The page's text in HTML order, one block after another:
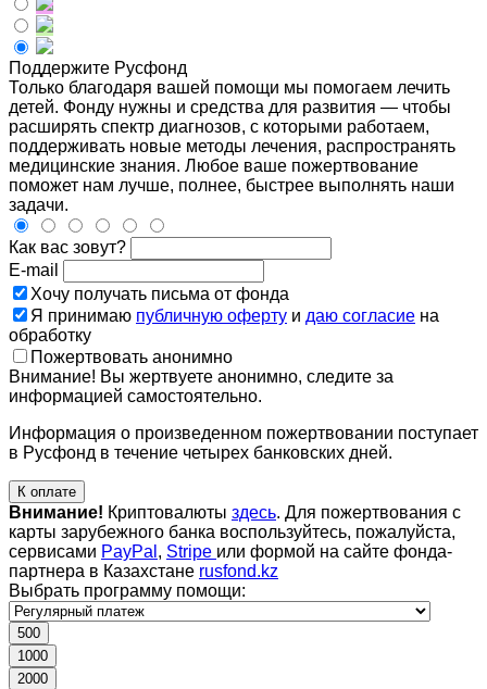
Поддержите Русфонд
Только благодаря вашей помощи мы помогаем лечить
детей. Фонду нужны и средства для развития — чтобы
расширять спектр диагнозов, с которыми работаем,
поддерживать новые методы лечения, распространять
медицинские знания. Любое ваше пожертвование
поможет нам лучше, полнее, быстрее выполнять наши
задачи.
Как вас зовут?
E-mail
Хочу получать письма от фонда
Я принимаю публичную оферту и даю согласие на
обработку
Пожертвовать анонимно
Внимание! Вы жертвуете анонимно, следите за
информацией самостоятельно.
Информация о произведенном пожертвовании поступает
в Русфонд в течение четырех банковских дней.
К оплате
Внимание! Криптовалюты здесь. Для пожертвования с
карты зарубежного банка воспользуйтесь, пожалуйста,
сервисами PayPal , Stripe или формой на сайте фонда-
партнера в Казахстане rusfond.kz
Выбрать программу помощи:
500
1000
2000